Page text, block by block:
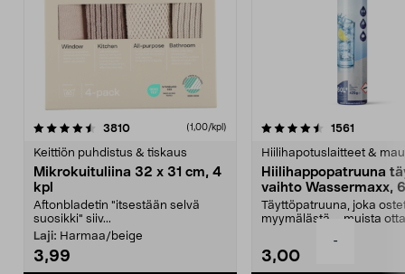
-
3810arvostelut (1,00/kpl)
Keittiön puhdistus & tiskaus
Mikrokuituliina 32 x 31 cm, 4
kpl
Aftonbladetin "itsestään selvä
suosikki" siiv...
Laji: Harmaa/beige
3,99
4.5viidestä
1561
Hiilihapotuslaitteet &
Hiilihappopatruuna
vaihto Wassermaxx,
Täyttöpatruuna, joka
myymälästä – muista
3,00
4.5viidestä